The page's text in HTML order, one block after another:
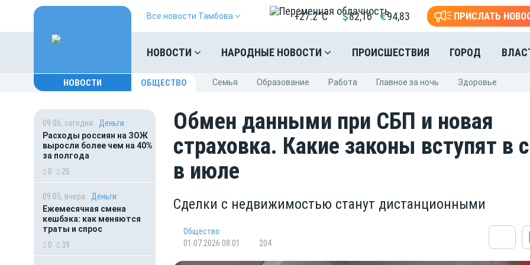
Все новости Тамбова +27.2°C 82,16 94,83 ПРИСЛАТЬ
НОВОСТИ НАРОДНЫЕ НОВОСТИ ПРОИСШЕСТВИЯ ГОРОД
НОВОСТИ ОБЩЕСТВО Cемья Oбразование Pабота Главное за ночь Здоровье
09:05, сегодня
Деньги
Расходы россиян на ЗОЖ
выросли более чем на 40%
за полгода
0
25
09:05, вчера
Деньги
Ежемесячная смена
кешбэка: как меняются
траты и спрос
0
39
Обмен данными при СБП и новая
страховка. Какие законы вступят в
в июле
Сделки с недвижимостью станут дистанционными
Общество
01.07.2026 08:01
204